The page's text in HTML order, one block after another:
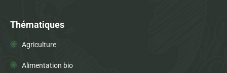
Thématiques
Agriculture
Alimentation bio